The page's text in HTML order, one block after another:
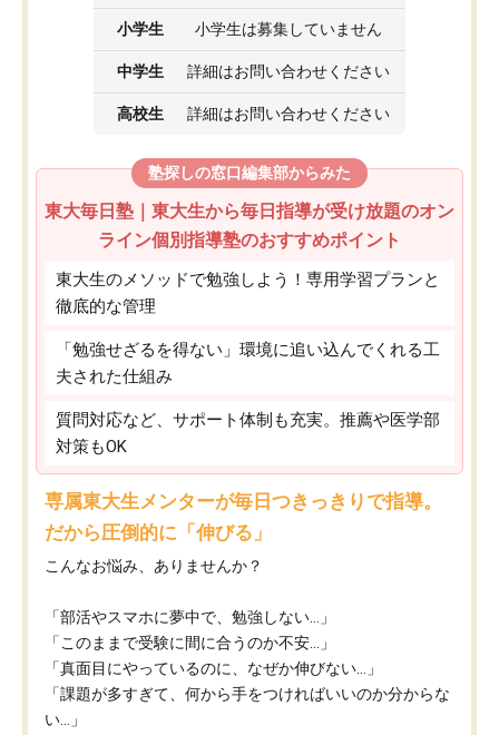
小学生 小学生は募集していません
中学生 詳細はお問い合わせください
高校生 詳細はお問い合わせください
塾探しの窓口編集部からみた
東大毎日塾｜東大生から毎日指導が受け放題のオン
ライン個別指導塾のおすすめポイント
東大生のメソッドで勉強しよう！専用学習プランと
徹底的な管理
「勉強せざるを得ない」環境に追い込んでくれる工
夫された仕組み
質問対応など、サポート体制も充実。推薦や医学部
対策もOK
専属東大生メンターが毎日つきっきりで指導。
だから圧倒的に「伸びる」
こんなお悩み、ありませんか？
「部活やスマホに夢中で、勉強しない…」
「このままで受験に間に合うのか不安…」
「真面目にやっているのに、なぜか伸びない…」
「課題が多すぎて、何から手をつければいいのか分からな
い…」